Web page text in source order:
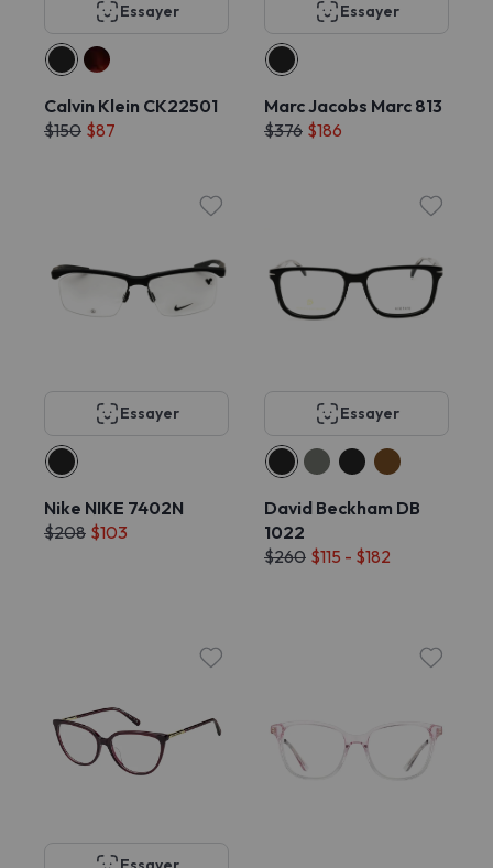
Essayer
Calvin Klein CK22501
$150 $87
Essayer
Marc Jacobs Marc 813
$376 $186
Essayer
Nike NIKE 7402N
$208 $103
Essayer
David Beckham DB
1022
$260 $115 - $182